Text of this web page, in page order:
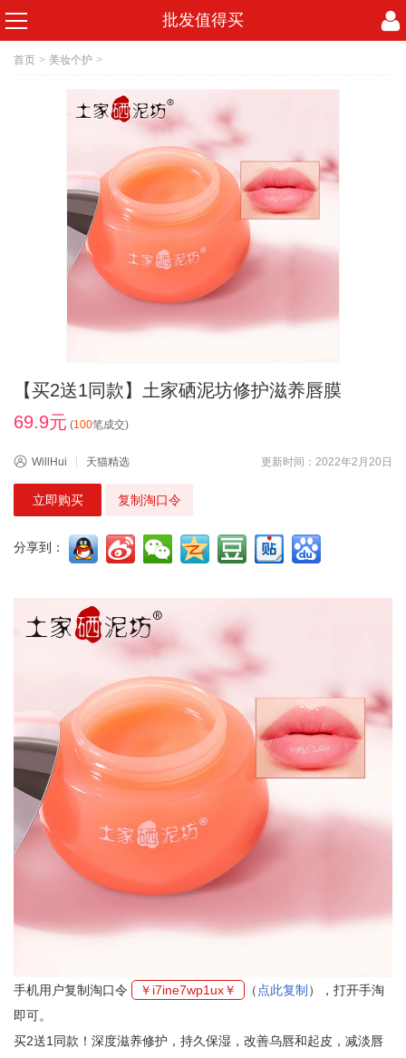
批发值得买
首页 > 美妆个护 >
【买2送1同款】土家硒泥坊修护滋养唇膜
69.9元 (100笔成交)
WillHui 天猫精选 更新时间：2022年2月20日
立即购买 复制淘口令
分享到：
手机用户复制淘口令 ￥i7ine7wp1ux￥ （ 点此复制 ），打开手淘
即可。
买2送1同款！深度滋养修护，持久保湿，改善乌唇和起皮，减淡唇